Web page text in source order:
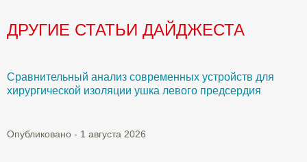
ДРУГИЕ СТАТЬИ ДАЙДЖЕСТА
Сравнительный анализ современных устройств для
хирургической изоляции ушка левого предсердия
Опубликовано - 1 августа 2026